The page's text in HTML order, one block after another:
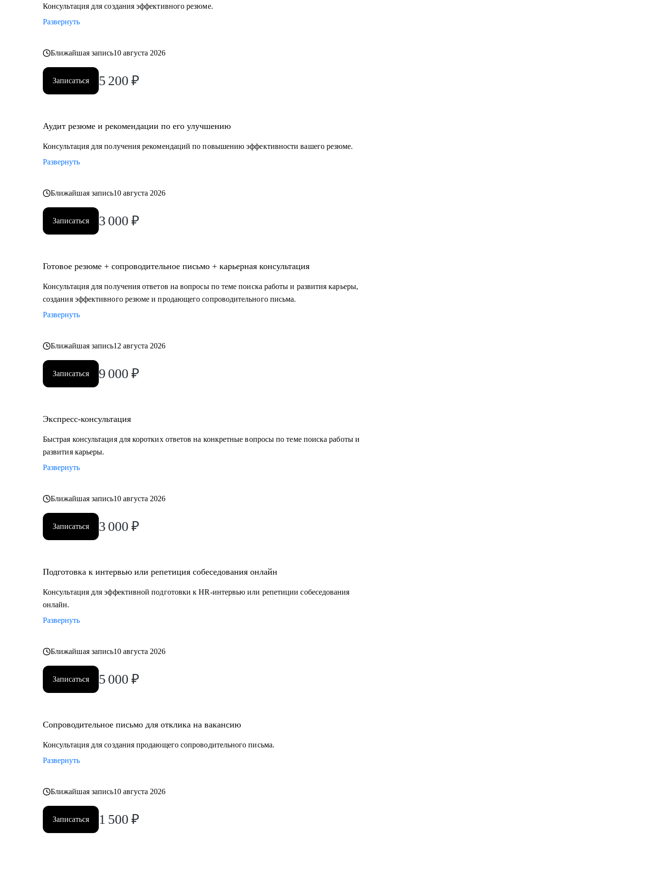
• Продажи;
• Страхование;
• Строительство и эксплуатация;
• Гостиничный и ресторанный бизнес;
• HR;
• Гостинично-ресторанный бизнес;
• Спорт;
• Услуги для бизнеса и населения.
Консультация для создания эффективного резюме.
Развернуть
Ближайшая запись10 августа 2026
Записаться 5 200 ₽
Аудит резюме и рекомендации по его улучшению
Консультация для получения рекомендаций по повышению эффективности вашего резюме.
Развернуть
Ближайшая запись10 августа 2026
Записаться 3 000 ₽
Готовое резюме + сопроводительное письмо + карьерная консультация
Консультация для получения ответов на вопросы по теме поиска работы и развития карьеры,
создания эффективного резюме и продающего сопроводительного письма.
Развернуть
Ближайшая запись12 августа 2026
Записаться 9 000 ₽
Экспресс-консультация
Быстрая консультация для коротких ответов на конкретные вопросы по теме поиска работы и
развития карьеры.
Развернуть
Ближайшая запись10 августа 2026
Записаться 3 000 ₽
Подготовка к интервью или репетиция собеседования онлайн
Консультация для эффективной подготовки к HR-интервью или репетиции собеседования
онлайн.
Развернуть
Ближайшая запись10 августа 2026
Записаться 5 000 ₽
Сопроводительное письмо для отклика на вакансию
Консультация для создания продающего сопроводительного письма.
Развернуть
Ближайшая запись10 августа 2026
Записаться 1 500 ₽